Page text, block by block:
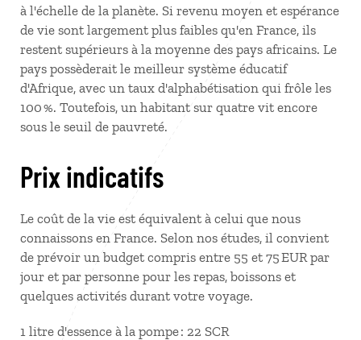
à l'échelle de la planète. Si revenu moyen et espérance
de vie sont largement plus faibles qu'en France, ils
restent supérieurs à la moyenne des pays africains. Le
pays possèderait le meilleur système éducatif
d'Afrique, avec un taux d'alphabétisation qui frôle les
100 %. Toutefois, un habitant sur quatre vit encore
sous le seuil de pauvreté.
Prix indicatifs
Le coût de la vie est équivalent à celui que nous
connaissons en France. Selon nos études, il convient
de prévoir un budget compris entre 55 et 75 EUR par
jour et par personne pour les repas, boissons et
quelques activités durant votre voyage.
1 litre d'essence à la pompe : 22 SCR